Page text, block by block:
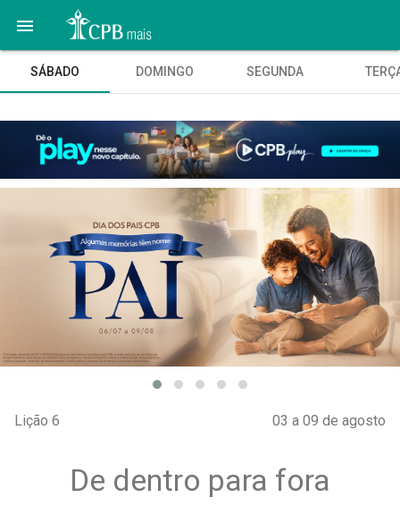

SÁBADO DOMINGO SEGUNDA
Lição 6 03 a 09 de agosto
De dentro para fora